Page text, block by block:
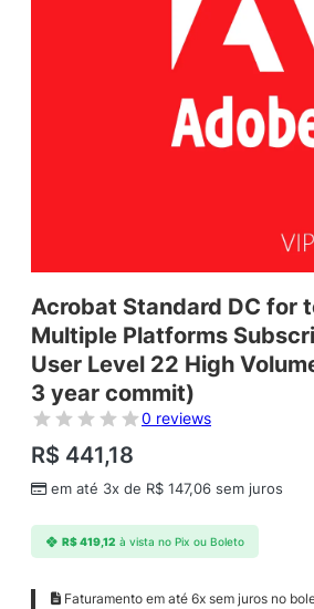
Acrobat Standard DC for
Multiple Platforms
User Level 22 High
3 year commit)
0 reviews
R$ 441,18
em até 3x de R$ 147,06 sem juros
R$419,12 à vista no Pix ou Boleto
Faturamento em até 6x sem juros no